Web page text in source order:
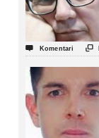
 Komentari 